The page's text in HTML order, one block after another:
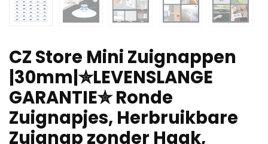
CZ Store Mini Zuignappen
|30mm|✮LEVENSLANGE
GARANTIE✮ Ronde
Zuignapjes, Herbruikbare
Zuignap zonder Haak,